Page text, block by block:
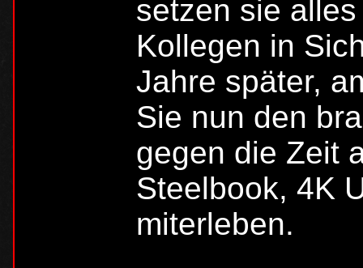
setzen sie
Kollegen in
Jahre später,
Sie nun den
gegen die Zeit
Steelbook, 4K
miterleben.